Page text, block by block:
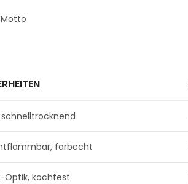
farbecht
Optik, kochfest